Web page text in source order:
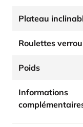
Plateau
Roulettes
Poids
Informations